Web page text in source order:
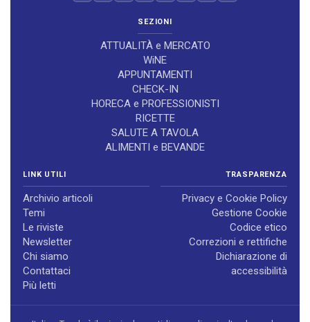
SEZIONI
ATTUALITÀ e MERCATO
WiNE
APPUNTAMENTI
CHECK-IN
HORECA e PROFESSIONISTI
RICETTE
SALUTE A TAVOLA
ALIMENTI e BEVANDE
LINK UTILI
Archivio articoli
Temi
Le riviste
Newsletter
Chi siamo
Contattaci
Più letti
TRASPARENZA
Privacy e Cookie Policy
Gestione Cookie
Codice etico
Correzioni e rettifiche
Dichiarazione di
accessibilità